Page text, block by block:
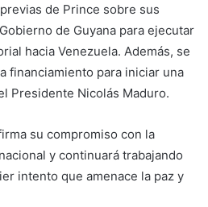
de Prince sobre sus
de Guyana para ejecutar
hacia Venezuela. Además, se
financiamiento para iniciar una
Presidente Nicolás Maduro.
su compromiso con la
y continuará trabajando
intento que amenace la paz y